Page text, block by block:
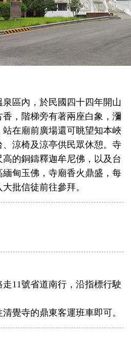
區內，於民國四十四年開山
，階梯旁有著兩座白象，瀰
在廟前廣場還可眺望知本峽
涼椅及涼亭供民眾休憩。寺
的銅鑄釋迦牟尼佛，以及台
甸玉佛，寺廟香火鼎盛，每
批信徒前往參拜。
11號省道南行，沿指標行駛
覺寺的鼎東客運班車即可。